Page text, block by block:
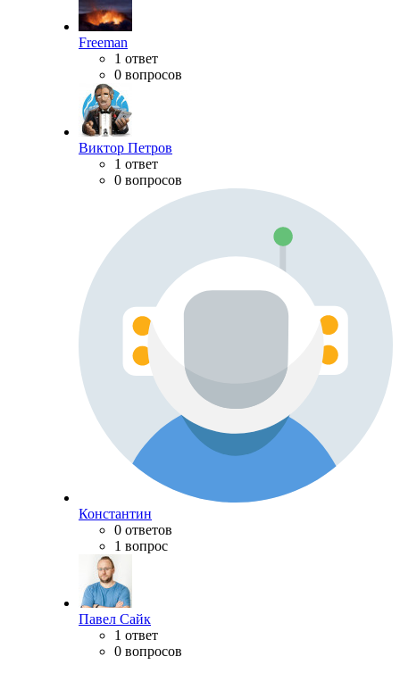
Freeman
1 ответ
0 вопросов
Виктор Петров
1 ответ
0 вопросов
Константин
0 ответов
1 вопрос
Павел Сайк
1 ответ
0 вопросов